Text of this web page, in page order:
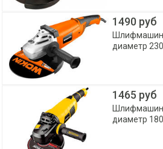
1490 руб
диаметр
1465 руб
диаметр